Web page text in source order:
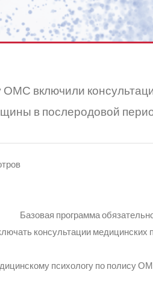
включили
в послеродовой
Базовая программа
консультации медицинских
психологу по полису